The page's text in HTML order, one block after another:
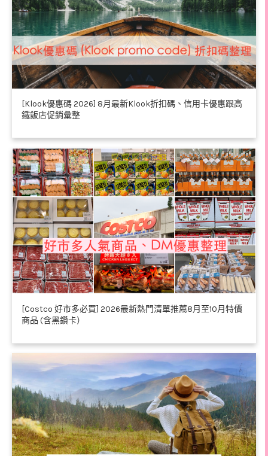
[Klook優惠碼 2026] 8月最新Klook折扣碼、信用卡優惠跟高
鐵飯店促銷彙整
[Costco 好市多必買] 2026最新熱門清單推薦8月至10月特價
商品 (含黑鑽卡）